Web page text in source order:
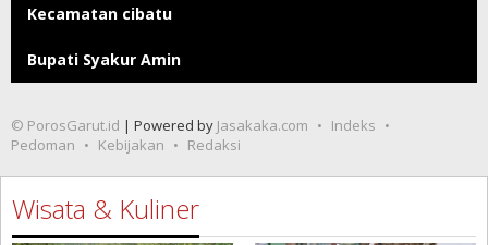
Kecamatan cibatu
Bupati Syakur Amin
© PorosGarut.id | Powered by Jasakaka.com
Indeks
Pedoman
Kebijakan Redaksi
Wisata & Kuliner